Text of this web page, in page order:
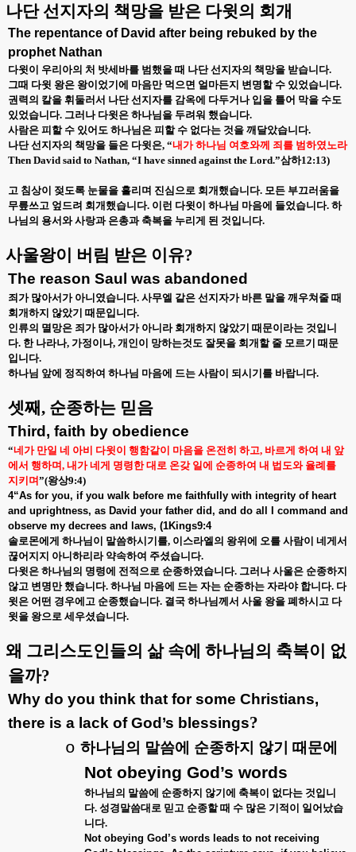
나단 선지자의 책망을 받은 다윗의 회개
The repentance of David after being rebuked by the
prophet Nathan
다윗이 우리아의 처 밧세바를 범했을 때 나단 선지자의 책망을 받습니다.
그때 다윗 왕은 왕이었기에 마음만 먹으면 얼마든지 변명할 수 있었습니다.
권력의 칼을 휘둘러서 나단 선지자를 감옥에 다두거나 입을 틀어 막을 수도
있었습니다. 그러나 다윗은 하나님을 두려워 했습니다.
사람은 피할 수 있어도 하나님은 피할 수 없다는 것을 깨달았습니다.
나단 선지자의 책망을 들은 다윗은, “내가 하나님 여호와께 죄를 범하였노라
Then David said to Nathan, “I have sinned against the Lord.”삼하12:13)
고 침상이 젖도록 눈물을 흘리며 진심으로 회개했습니다. 모든 부끄러움을
무릎쓰고 엎드려 회개했습니다. 이런 다윗이 하나님 마음에 들었습니다. 하
나님의 용서와 사랑과 은총과 축복을 누리게 된 것입니다.
사울왕이 버림 받은 이유?
The reason Saul was abandoned
죄가 많아서가 아니였습니다. 사무엘 같은 선지자가 바른 말을 깨우쳐줄 때
회개하지 않았기 때문입니다.
인류의 멸망은 죄가 많아서가 아니라 회개하지 않았기 때문이라는 것입니
다. 한 나라나, 가정이나, 개인이 망하는것도 잘못을 회개할 줄 모르기 때문
입니다.
하나님 앞에 정직하여 하나님 마음에 드는 사람이 되시기를 바랍니다.
셋째, 순종하는 믿음
Third, faith by obedience
“네가 만일 네 아비 다윗이 행함같이 마음을 온전히 하고, 바르게 하여 내 앞
에서 행하며, 내가 네게 명령한 대로 온갖 일에 순종하여 내 법도와 율례를
지키며”(왕상9:4)
4“As for you, if you walk before me faithfully with integrity of heart
and uprightness, as David your father did, and do all I command and
observe my decrees and laws, (1Kings9:4
솔로몬에게 하나님이 말씀하시기를, 이스라엘의 왕위에 오를 사람이 네게서
끊어지지 아니하리라 약속하여 주셨습니다.
다윗은 하나님의 명령에 전적으로 순종하였습니다. 그러나 사울은 순종하지
않고 변명만 했습니다. 하나님 마음에 드는 자는 순종하는 자라야 합니다. 다
윗은 어떤 경우에고 순종했습니다. 결국 하나님께서 사울 왕을 폐하시고 다
윗을 왕으로 세우셨습니다.
왜 그리스도인들의 삶 속에 하나님의 축복이 없
을까?
Why do you think that for some Christians,
there is a lack of God’s blessings?
o 하나님의 말씀에 순종하지 않기 때문에
Not obeying God’s words
하나님의 말씀에 순종하지 않기에 축복이 없다는 것입니
다. 성경말씀대로 믿고 순종할 때 수 많은 기적이 일어났습
니다.
Not obeying God’s words leads to not receiving